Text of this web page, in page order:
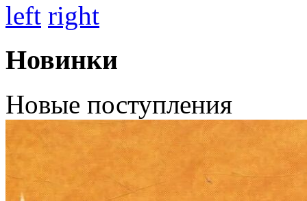
left right
Новинки
Новые поступления